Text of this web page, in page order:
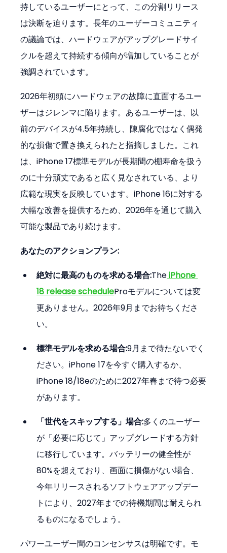
持しているユーザーにとって、この分割リリース
は決断を迫ります。長年のユーザーコミュニティ
の議論では、ハードウェアがアップグレードサイ
クルを超えて持続する傾向が増加していることが
強調されています。
2026年初頭にハードウェアの故障に直面するユー
ザーはジレンマに陥ります。あるユーザーは、以
前のデバイスが4.5年持続し、陳腐化ではなく偶発
的な損傷で置き換えられたと指摘しました。これ
は、iPhone 17標準モデルが長期間の棚寿命を扱う
のに十分頑丈であると広く見なされている、より
広範な現実を反映しています。iPhone 16に対する
大幅な改善を提供するため、2026年を通じて購入
可能な製品であり続けます。
あなたのアクションプラン:
絶対に最高のものを求める場合:TheiPhone
18 release scheduleProモデルについては変
更ありません。2026年9月までお待ちくださ
い。
標準モデルを求める場合:9月まで待たないでく
ださい。iPhone 17を今すぐ購入するか、
iPhone 18/18eのために2027年春まで待つ必要
があります。
「世代をスキップする」場合:多くのユーザー
が「必要に応じて」アップグレードする方針
に移行しています。バッテリーの健全性が
80%を超えており、画面に損傷がない場合、
今年リリースされるソフトウェアアップデー
トにより、2027年までの待機期間は耐えられ
るものになるでしょう。
パワーユーザー間のコンセンサスは明確です。モ